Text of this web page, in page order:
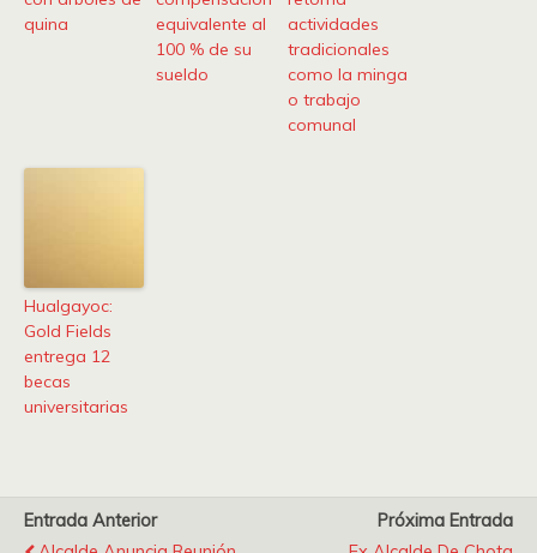
quina
equivalente al
100 % de su
sueldo
actividades
tradicionales
como la minga
o trabajo
comunal
Hualgayoc:
Gold Fields
entrega 12
becas
universitarias
Entrada Anterior
Próxima Entrada